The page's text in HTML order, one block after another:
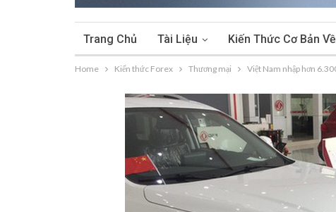
Trang Chủ Tài Liệu Kiến Thức Cơ Bản
Home Kiến thức Forex Thương mại Việt Nam nhập hơn